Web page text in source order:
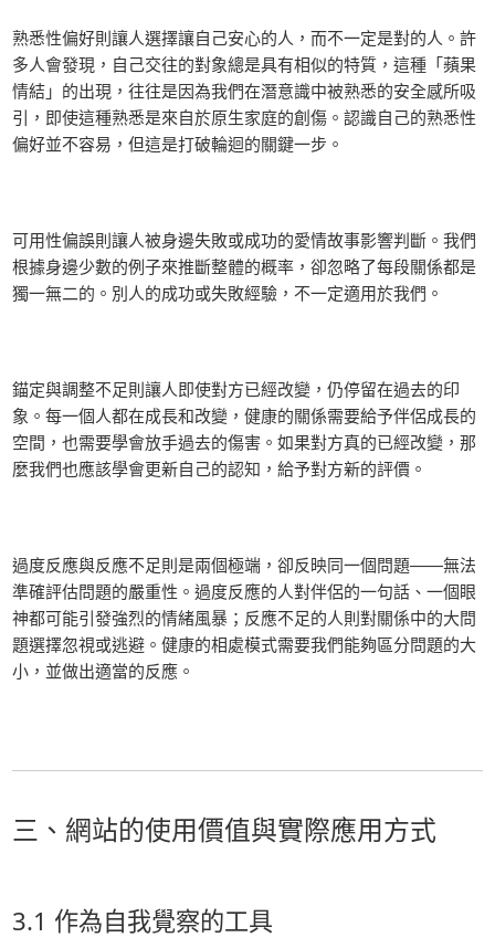
熟悉性偏好則讓人選擇讓自己安心的人，而不一定是對的人。許
多人會發現，自己交往的對象總是具有相似的特質，這種「蘋果
情結」的出現，往往是因為我們在潛意識中被熟悉的安全感所吸
引，即使這種熟悉是來自於原生家庭的創傷。認識自己的熟悉性
偏好並不容易，但這是打破輪迴的關鍵一步。
可用性偏誤則讓人被身邊失敗或成功的愛情故事影響判斷。我們
根據身邊少數的例子來推斷整體的概率，卻忽略了每段關係都是
獨一無二的。別人的成功或失敗經驗，不一定適用於我們。
錨定與調整不足則讓人即使對方已經改變，仍停留在過去的印
象。每一個人都在成長和改變，健康的關係需要給予伴侶成長的
空間，也需要學會放手過去的傷害。如果對方真的已經改變，那
麼我們也應該學會更新自己的認知，給予對方新的評價。
過度反應與反應不足則是兩個極端，卻反映同一個問題——無法
準確評估問題的嚴重性。過度反應的人對伴侶的一句話、一個眼
神都可能引發強烈的情緒風暴；反應不足的人則對關係中的大問
題選擇忽視或逃避。健康的相處模式需要我們能夠區分問題的大
小，並做出適當的反應。
三、網站的使用價值與實際應用方式
3.1 作為自我覺察的工具